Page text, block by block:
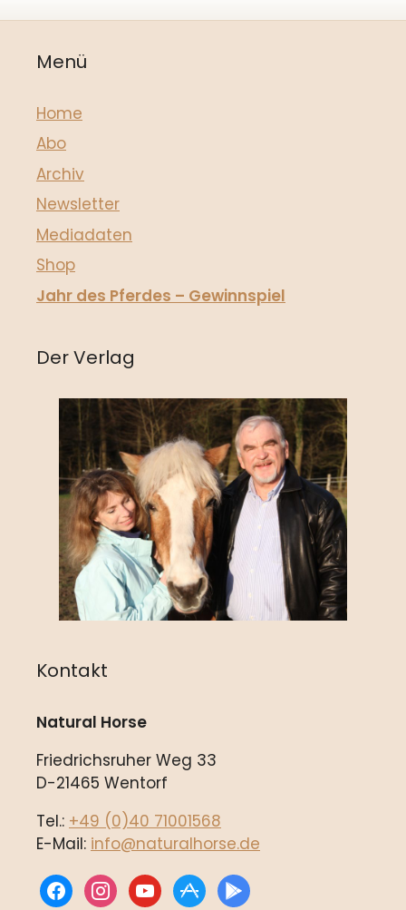
Menü
Home
Abo
Archiv
Newsletter
Mediadaten
Shop
Jahr des Pferdes – Gewinnspiel
Der Verlag
Kontakt
Natural Horse
Friedrichsruher Weg 33
D-21465 Wentorf
Tel.: +49 (0)40 71001568
E-Mail: info@naturalhorse.de
facebookinstagramyoutubeappstore
play